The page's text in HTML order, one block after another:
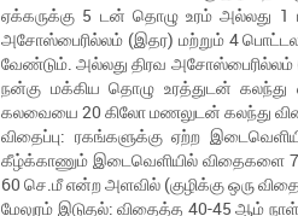
ஏக்கருக்கு 5 டன் தொழு உரம் அல்லது
அசோஸ்பைரில்லம் (இதர) மற்றும் 4
வேண்டும். அல்லது திரவ அசோஸ்பைரில்லம்
நன்கு மக்கிய தொழு உரத்துடன் கலந்து
கலவையை 20 கிலோ மணலுடன் கலந்து
விதைப்பு: ரகங்களுக்கு ஏற்ற
கீழ்க்காணும் இடைவெளியில் விதைகளை
60 செ.மீ என்ற அளவில் (குழிக்கு ஒரு
மேலுரம் இடுதல்: விதைத்த 40-45 ஆம்